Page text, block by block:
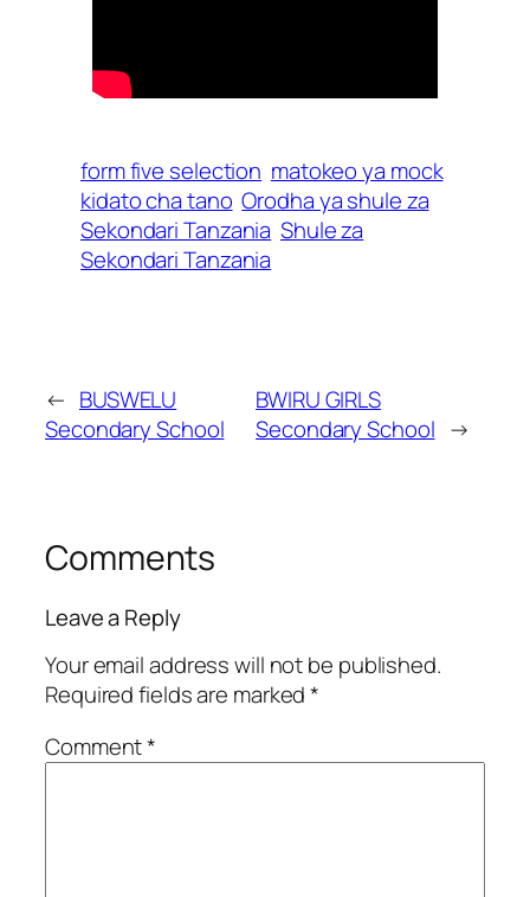
form five selection matokeo ya mock
kidato cha tano Orodha ya shule za
Sekondari Tanzania Shule za
Sekondari Tanzania
← BUSWELU
Secondary School
BWIRU GIRLS
Secondary School →
Comments
Leave a Reply
Your email address will not be published.
Required fields are marked*
Comment*